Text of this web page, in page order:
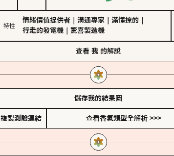
特性
情緒價值提供者 溝通專家 滿懂撩的
行走的發電機
驚喜製造機
查看 我 的解說
儲存我的結果圖
複製測驗連結 查看香氛類型全解析 >>>